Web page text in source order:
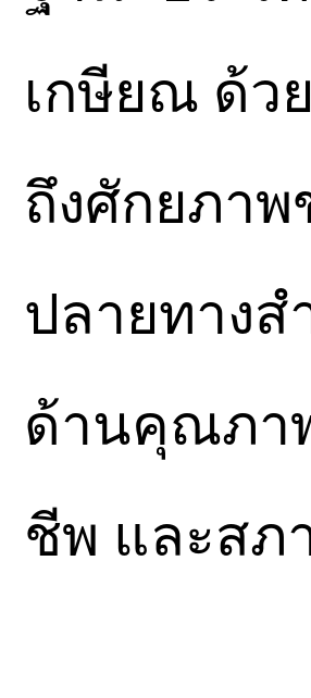
เกษียณ ด้ว
ถึงศักยภาพ
ปลายทางส
ด้านคุณภา
ชีพ และสภ